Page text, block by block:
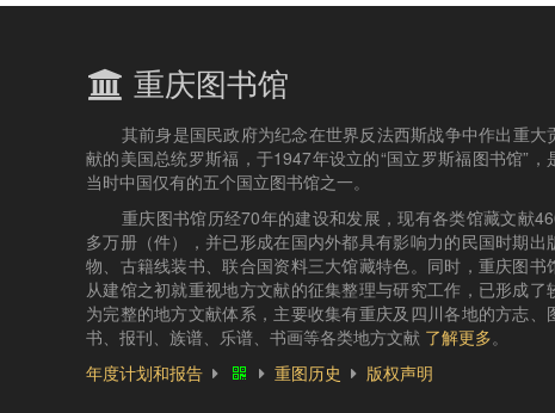
重庆图书馆
其前身是国民政府为纪念在世界反法西斯战争中作出重大
献的美国总统罗斯福，于1947年设立的“国立罗斯福图书馆”，
当时中国仅有的五个国立图书馆之一。
重庆图书馆历经70年的建设和发展，现有各类馆藏文献
多万册（件），并已形成在国内外都具有影响力的民国时期出
物、古籍线装书、联合国资料三大馆藏特色。同时，重庆图书
从建馆之初就重视地方文献的征集整理与研究工作，已形成了
为完整的地方文献体系，主要收集有重庆及四川各地的方志、
书、报刊、族谱、乐谱、书画等各类地方文献 了解更多。
年度计划和报告
重图历史 版权声明